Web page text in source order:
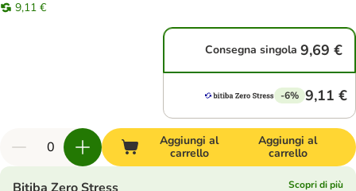
9,11 €
Consegna singola 9,69 €
-6% 9,11 €
Aggiungi al
carrello
Aggiungi al
carrello
Scopri di più